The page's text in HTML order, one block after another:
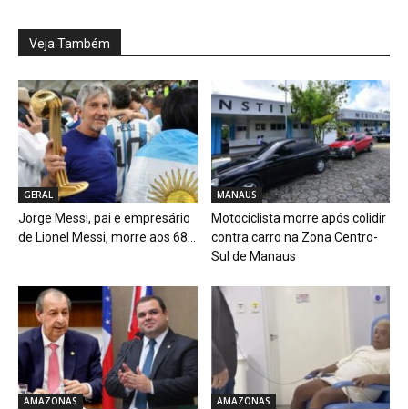
Veja Também
GERAL
Jorge Messi, pai e empresário
de Lionel Messi, morre aos 68...
MANAUS
Motociclista morre após colidir
contra carro na Zona Centro-
Sul de Manaus
AMAZONAS AMAZONAS